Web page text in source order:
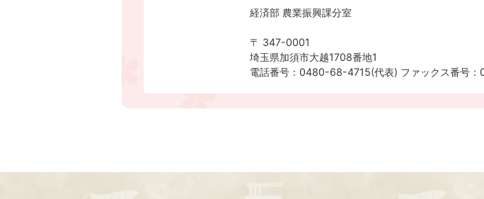
経済部 農業振興課分室
〒 347-0001
埼玉県加須市大越1708番地1
電話番号：0480-68-4715(代表) ファックス番号